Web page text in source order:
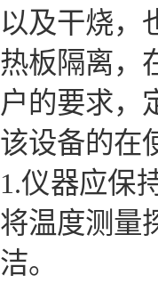
以及干烧，
热板隔离，
户的要求，
该设备的在
1.仪器应保
将温度测量
洁。